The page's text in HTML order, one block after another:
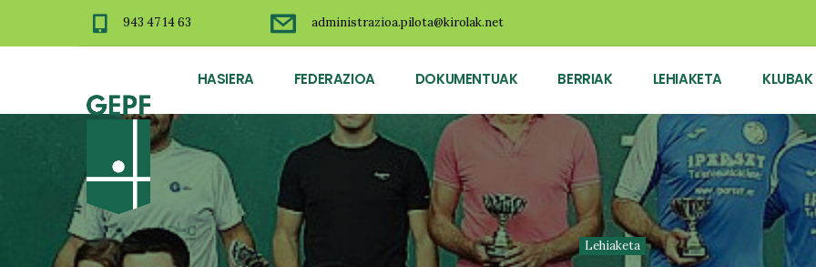
943 47 14 63 administrazioa.pilota@kirolak.net
HASIERA FEDERAZIOA DOKUMENTUAK BERRIAK LEHIAKETA KLUBAK
Lehiaketa